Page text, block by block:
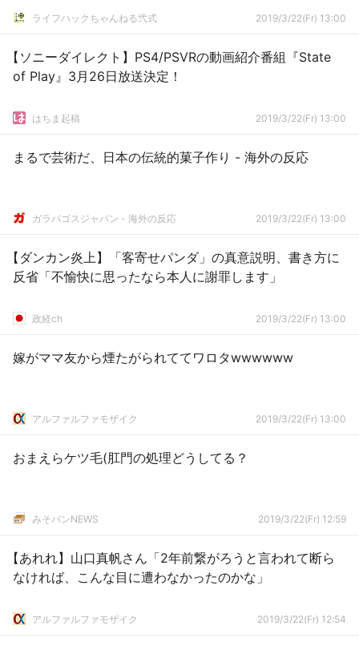
ライフハックちゃんねる弐式 2019/3/22(Fr) 13:00
【ソニーダイレクト】PS4/PSVRの動画紹介番組『State
of Play』3月26日放送決定！
はちま起稿 2019/3/22(Fr) 13:00
まるで芸術だ、日本の伝統的菓子作り - 海外の反応
ガラパゴスジャパン - 海外の反応 2019/3/22(Fr) 13:00
【ダンカン炎上】「客寄せパンダ」の真意説明、書き方に
反省「不愉快に思ったなら本人に謝罪します」
政経ch 2019/3/22(Fr) 13:00
嫁がママ友から煙たがられててワロタwwwwww
アルファルファモザイク 2019/3/22(Fr) 13:00
おまえらケツ毛(肛門の処理どうしてる？
みそパンNEWS 2019/3/22(Fr) 12:59
【あれれ】山口真帆さん「2年前繋がろうと言われて断ら
なければ、こんな目に遭わなかったのかな」
アルファルファモザイク 2019/3/22(Fr) 12:54